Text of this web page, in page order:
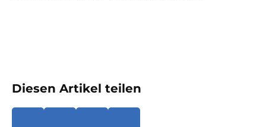
Diesen Artikel teilen